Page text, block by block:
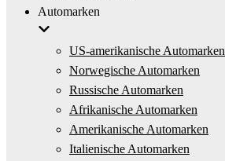
Automarken
US-amerikanische Automarken
Norwegische Automarken
Russische Automarken
Afrikanische Automarken
Amerikanische Automarken
Italienische Automarken